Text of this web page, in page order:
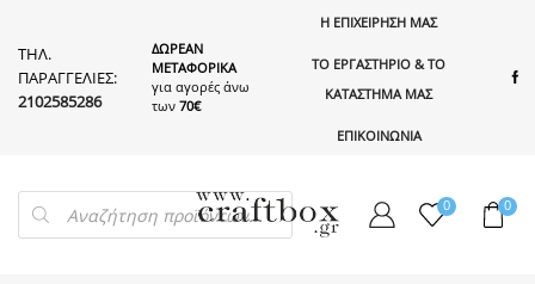
ΤΗΛ.
ΠΑΡΑΓΓΕΛΙΕΣ:
2102585286
ΔΩΡΕΑΝ
ΜΕΤΑΦΟΡΙΚΑ
για αγορές άνω
των 70€
Η ΕΠΙΧΕΙΡΗΣΗ ΜΑΣ
ΤΟ ΕΡΓΑΣΤΗΡΙΟ & ΤΟ
ΚΑΤΑΣΤΗΜΑ ΜΑΣ
ΕΠΙΚΟΙΝΩΝΙΑ
PRODUCTS
SEARCH 0 0